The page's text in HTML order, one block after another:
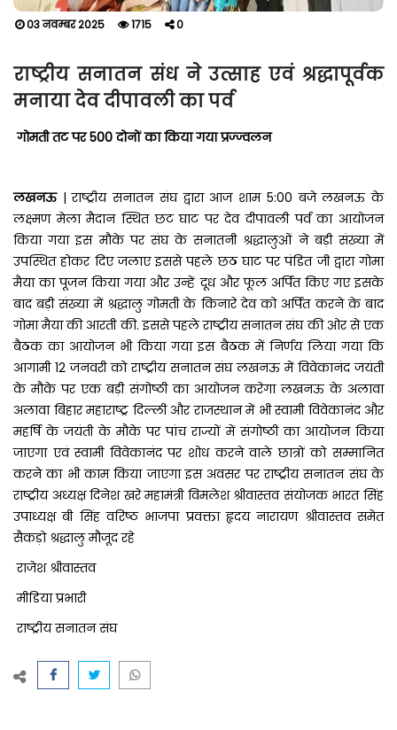
03 नवम्बर 2025 1715 0
राष्ट्रीय सनातन संध ने उत्साह एवं श्रद्धापूर्वक
मनाया देव दीपावली का पर्व
गोमती तट पर 500 दोनों का किया गया प्रज्ज्वलन
लखनऊ| राष्ट्रीय सनातन संघ द्वारा आज शाम 5:00 बजे लखनऊ के
लक्ष्मण मेला मैदान स्थित छट घाट पर देव दीपावली पर्व का आयोजन
किया गया इस मौके पर संघ के सनातनी श्रद्धालुओं ने बड़ी संख्या में
उपस्थित होकर दिए जलाए इससे पहले छठ घाट पर पंडित जी द्वारा गोमा
मैया का पूजन किया गया और उन्हें दूध और फूल अर्पित किए गए इसके
बाद बड़ी संख्या में श्रद्धालु गोमती के किनारे देव को अर्पित करने के बाद
गोमा मैया की आरती की. इससे पहले राष्ट्रीय सनातन संघ की ओर से एक
बैठक का आयोजन भी किया गया इस बैठक में निर्णय लिया गया कि
आगामी 12 जनवरी को राष्ट्रीय सनातन संघ लखनऊ में विवेकानंद जयंती
के मौके पर एक बड़ी संगोष्ठी का आयोजन करेगा लखनऊ के अलावा
अलावा बिहार महाराष्ट्र दिल्ली और राजस्थान में भी स्वामी विवेकानंद और
महर्षि के जयंती के मौके पर पांच राज्यों में संगोष्ठी का आयोजन किया
जाएगा एवं स्वामी विवेकानंद पर शोध करने वाले छात्रों को सम्मानित
करने का भी काम किया जाएगा इस अवसर पर राष्ट्रीय सनातन संघ के
राष्ट्रीय अध्यक्ष दिनेश खरे महामंत्री विमलेश श्रीवास्तव संयोजक भारत सिंह
उपाध्यक्ष बी सिंह वरिष्ठ भाजपा प्रवक्ता हृदय नारायण श्रीवास्तव समेत
सैकड़ो श्रद्धालु मौजूद रहे
राजेश श्रीवास्तव
मीडिया प्रभारी
राष्ट्रीय सनातन संघ